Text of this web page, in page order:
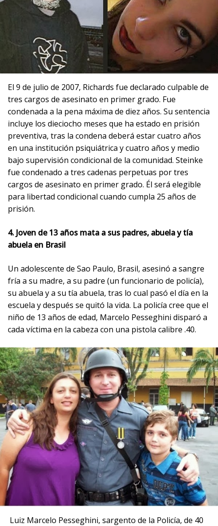
El 9 de julio de 2007, Richards fue declarado culpable de
tres cargos de asesinato en primer grado. Fue
condenada a la pena máxima de diez años. Su sentencia
incluye los dieciocho meses que ha estado en prisión
preventiva, tras la condena deberá estar cuatro años
en una institución psiquiátrica y cuatro años y medio
bajo supervisión condicional de la comunidad. Steinke
fue condenado a tres cadenas perpetuas por tres
cargos de asesinato en primer grado. Él será elegible
para libertad condicional cuando cumpla 25 años de
prisión.
4. Joven de 13 años mata a sus padres, abuela y tía
abuela en Brasil
Un adolescente de Sao Paulo, Brasil, asesinó a sangre
fría a su madre, a su padre (un funcionario de policía),
su abuela y a su tía ​​abuela, tras lo cual pasó el día en la
escuela y después se quitó la vida. La policía cree que el
niño de 13 años de edad, Marcelo Pesseghini disparó a
cada víctima en la cabeza con una pistola calibre .40.
Luiz Marcelo Pesseghini, sargento de la Policía, de 40